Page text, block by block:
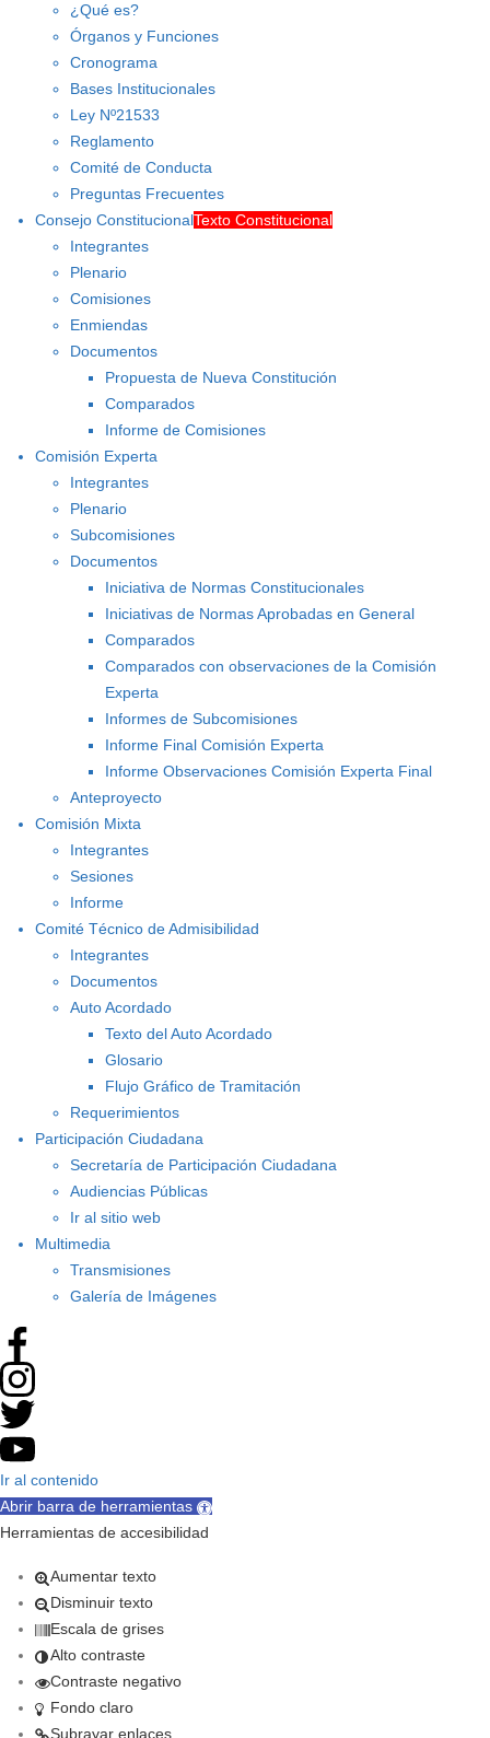
¿Qué es?
Órganos y Funciones
Cronograma
Bases Institucionales
Ley Nº21533
Reglamento
Comité de Conducta
Preguntas Frecuentes
Consejo ConstitucionalTexto Constitucional
Integrantes
Plenario
Comisiones
Enmiendas
Documentos
Propuesta de Nueva Constitución
Comparados
Informe de Comisiones
Comisión Experta
Integrantes
Plenario
Subcomisiones
Documentos
Iniciativa de Normas Constitucionales
Iniciativas de Normas Aprobadas en General
Comparados
Comparados con observaciones de la Comisión
Experta
Informes de Subcomisiones
Informe Final Comisión Experta
Informe Observaciones Comisión Experta Final
Anteproyecto
Comisión Mixta
Integrantes
Sesiones
Informe
Comité Técnico de Admisibilidad
Integrantes
Documentos
Auto Acordado
Texto del Auto Acordado
Glosario
Flujo Gráfico de Tramitación
Requerimientos
Participación Ciudadana
Secretaría de Participación Ciudadana
Audiencias Públicas
Ir al sitio web
Multimedia
Transmisiones
Galería de Imágenes
Ir al contenido
Abrir barra de herramientas
Herramientas de accesibilidad
Aumentar texto
Disminuir texto
Escala de grises
Alto contraste
Contraste negativo
Fondo claro
Subrayar enlaces